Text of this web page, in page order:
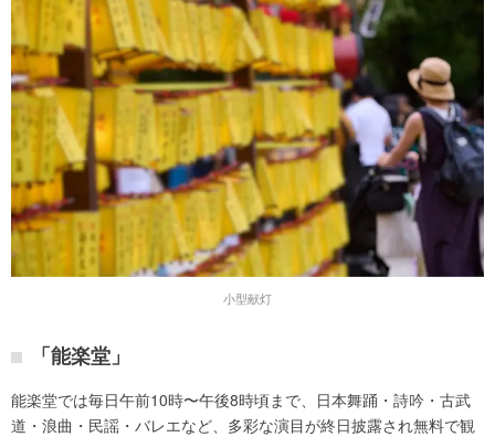
小型献灯
「能楽堂」
能楽堂では毎日午前10時〜午後8時頃まで、日本舞踊・詩吟・古武
道・浪曲・民謡・バレエなど、多彩な演目が終日披露され無料で観